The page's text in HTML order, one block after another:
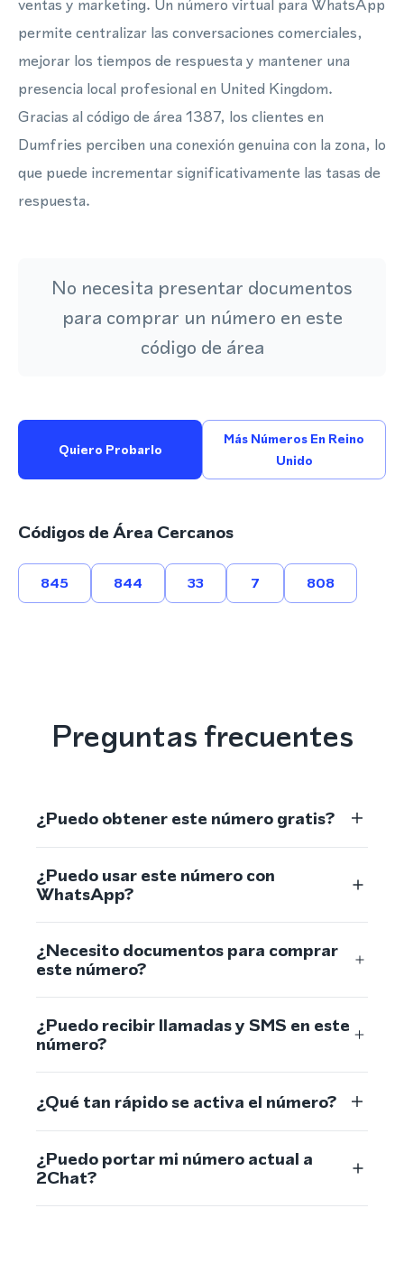
ventas y marketing. Un número virtual para WhatsApp
permite centralizar las conversaciones comerciales,
mejorar los tiempos de respuesta y mantener una
presencia local profesional en United Kingdom.
Gracias al código de área 1387, los clientes en
Dumfries perciben una conexión genuina con la zona, lo
que puede incrementar significativamente las tasas de
respuesta.
No necesita presentar documentos
para comprar un número en este
código de área
Quiero Probarlo
Más Números En Reino
Unido
Códigos de Área Cercanos
845 844 33 7 808
Preguntas frecuentes
¿Puedo obtener este número gratis?
¿Puedo usar este número con
WhatsApp?
¿Necesito documentos para comprar
este número?
¿Puedo recibir llamadas y SMS en este
número?
¿Qué tan rápido se activa el número?
¿Puedo portar mi número actual a
2Chat?